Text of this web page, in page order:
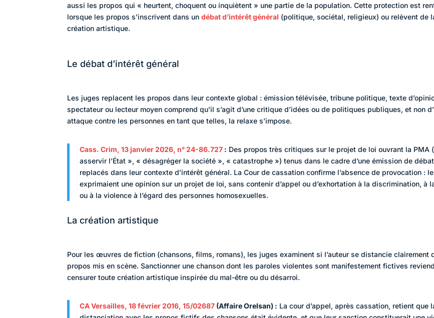
aussi les propos qui « heurtent, choquent ou inquiètent » une partie de la population. Cette protection est
lorsque les propos s’inscrivent dans undébat d’intérêt général (politique, sociétal, religieux) ou relèvent de
création artistique.
Le débat d’intérêt général
Les juges replacent les propos dans leur contexte global : émission télévisée, tribune politique, texte
spectateur ou lecteur moyen comprend qu’il s’agit d’une critique d’idées ou de politiques publiques, et non
attaque contre les personnes en tant que telles, la relaxe s’impose.
Cass. Crim, 13 janvier 2026, n° 24-86.727 : Des propos très critiques sur le projet de loi ouvrant la PMA
asservir l’État », « désagréger la société », « catastrophe ») tenus dans le cadre d’une émission de
replacés dans leur contexte d’intérêt général. La Cour de cassation confirme l’absence de provocation :
exprimaient une opinion sur un projet de loi, sans contenir d’appel ou d’exhortation à la discrimination, à
ou à la violence à l’égard des personnes homosexuelles.
La création artistique
Pour les œuvres de fiction (chansons, films, romans), les juges examinent si l’auteur se distancie clairement
propos mis en scène. Sanctionner une chanson dont les paroles violentes sont manifestement fictives
censurer toute création artistique inspirée du mal-être ou du désarroi.
CA Versailles, 18 février 2016, 15/02687 (Affaire Orelsan) : La cour d’appel, après cassation, retient que